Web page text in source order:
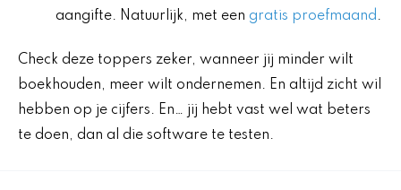
aangifte. Natuurlijk, met een gratis proefmaand .
Check deze toppers zeker, wanneer jij minder wilt
boekhouden, meer wilt ondernemen. En altijd zicht wil
hebben op je cijfers. En… jij hebt vast wel wat beters
te doen, dan al die software te testen.